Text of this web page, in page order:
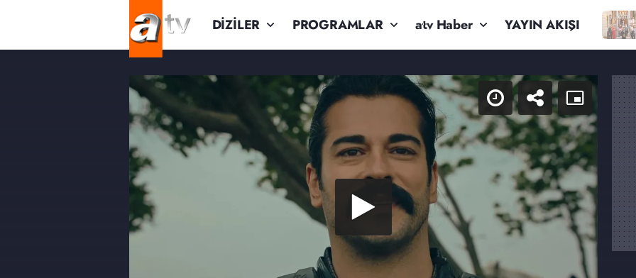
DİZİLER PROGRAMLAR atv Haber YAYIN AKIŞI